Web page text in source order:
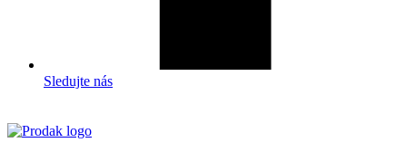
Sledujte nás